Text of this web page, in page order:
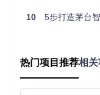
只需一台能上网的
基础配置三步骤
账号导入：添加i
策略设置：配置
10 5步打造茅台智
热门项目推荐相